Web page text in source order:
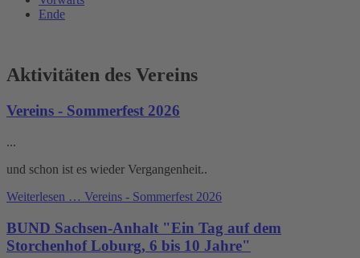
Ende
Aktivitäten des Vereins
Vereins - Sommerfest 2026
...
und schon ist es wieder Vergangenheit..
Weiterlesen … Vereins - Sommerfest 2026
BUND Sachsen-Anhalt "Ein Tag auf dem
Storchenhof Loburg, 6 bis 10 Jahre"